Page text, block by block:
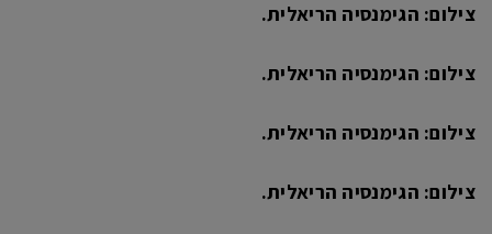
צילום: הגימנסיה הריאלית.
צילום: הגימנסיה הריאלית.
צילום: הגימנסיה הריאלית.
צילום: הגימנסיה הריאלית.